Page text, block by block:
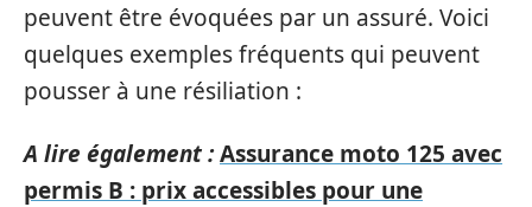
peuvent être évoquées par un assuré. Voici
quelques exemples fréquents qui peuvent
pousser à une résiliation :
A lire également :Assurance moto 125 avec
permis B : prix accessibles pour une